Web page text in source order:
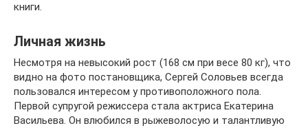
книги.
Личная жизнь
Несмотря на невысокий рост (168 см при весе 80 кг), что
видно на фото постановщика, Сергей Соловьев всегда
пользовался интересом у противоположного пола.
Первой супругой режиссера стала актриса Екатерина
Васильева. Он влюбился в рыжеволосую и талантливую